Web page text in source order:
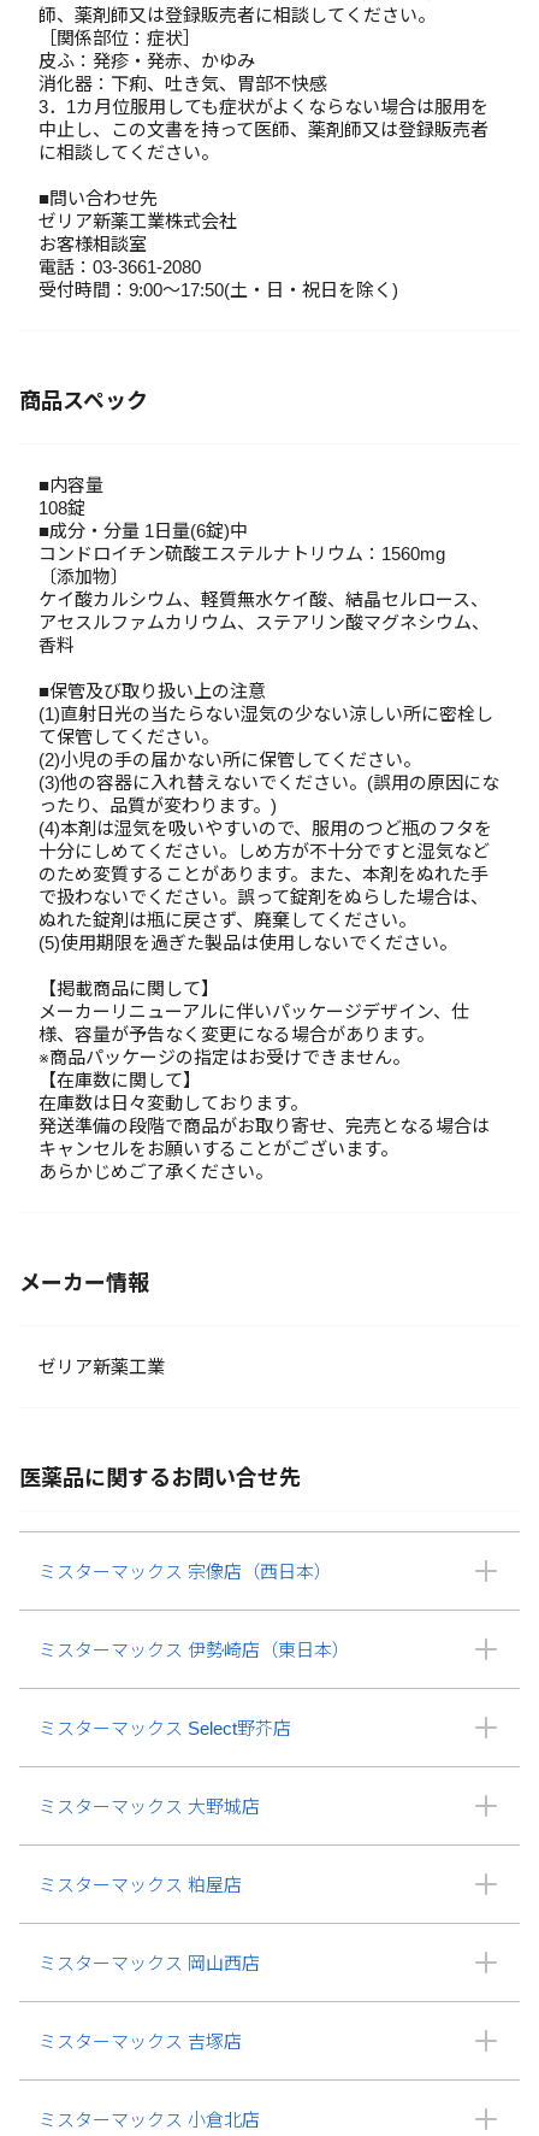
師、薬剤師又は登録販売者に相談してください。
［関係部位：症状］
皮ふ：発疹・発赤、かゆみ
消化器：下痢、吐き気、胃部不快感
3．1カ月位服用しても症状がよくならない場合は服用を
中止し、この文書を持って医師、薬剤師又は登録販売者
に相談してください。
■問い合わせ先
ゼリア新薬工業株式会社
お客様相談室
電話：03-3661-2080
受付時間：9:00～17:50(土・日・祝日を除く)
商品スペック
■内容量
108錠
■成分・分量 1日量(6錠)中
コンドロイチン硫酸エステルナトリウム：1560mg
〔添加物〕
ケイ酸カルシウム、軽質無水ケイ酸、結晶セルロース、
アセスルファムカリウム、ステアリン酸マグネシウム、
香料
■保管及び取り扱い上の注意
(1)直射日光の当たらない湿気の少ない涼しい所に密栓し
て保管してください。
(2)小児の手の届かない所に保管してください。
(3)他の容器に入れ替えないでください。(誤用の原因にな
ったり、品質が変わります。)
(4)本剤は湿気を吸いやすいので、服用のつど瓶のフタを
十分にしめてください。しめ方が不十分ですと湿気など
のため変質することがあります。また、本剤をぬれた手
で扱わないでください。誤って錠剤をぬらした場合は、
ぬれた錠剤は瓶に戻さず、廃棄してください。
(5)使用期限を過ぎた製品は使用しないでください。
【掲載商品に関して】
メーカーリニューアルに伴いパッケージデザイン、仕
様、容量が予告なく変更になる場合があります。
※商品パッケージの指定はお受けできません。
【在庫数に関して】
在庫数は日々変動しております。
発送準備の段階で商品がお取り寄せ、完売となる場合は
キャンセルをお願いすることがございます。
あらかじめご了承ください。
メーカー情報
ゼリア新薬工業
医薬品に関するお問い合せ先
ミスターマックス 宗像店（西日本）
ミスターマックス 伊勢崎店（東日本）
ミスターマックス Select野芥店
ミスターマックス 大野城店
ミスターマックス 粕屋店
ミスターマックス 岡山西店
ミスターマックス 吉塚店
ミスターマックス 小倉北店